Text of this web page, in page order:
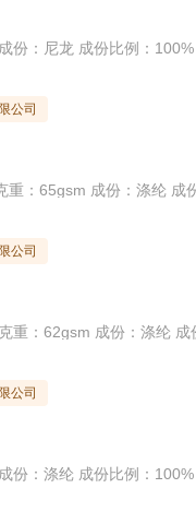
公司
公司
公司